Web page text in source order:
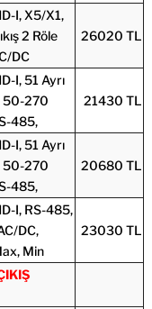
I, X5/X1,
2 Röle
DC
26020 TL
I, 51 Ayrı
50-270
485,
21430 TL
I, 51 Ayrı
50-270
485,
20680 TL
I, RS-485,
DC,
Min
23030 TL